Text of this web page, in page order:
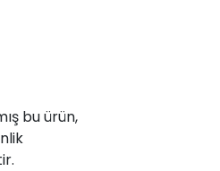
bu ürün,